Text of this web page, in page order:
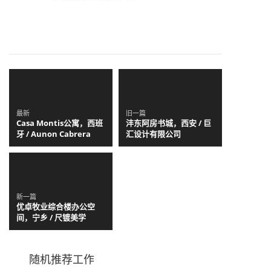
最新
Casa Montis公寓，西班
牙 / Aunon Cabrera
旧一篇
沣东阿房书城，西安 / 巨
汇设计有限公司
新一篇
优卓牧业综合楼办公空
间，宁乡 / 尺镀美学
随机推荐工作